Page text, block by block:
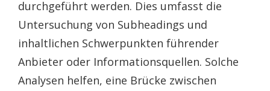
durchgeführt werden. Dies umfasst die
Untersuchung von Subheadings und
inhaltlichen Schwerpunkten führender
Anbieter oder Informationsquellen. Solche
Analysen helfen, eine Brücke zwischen